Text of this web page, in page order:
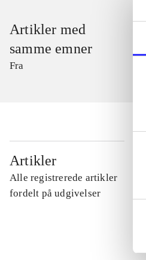
Artikler med
samme emner
Fra
Artikler
Alle registrerede artikler
fordelt på udgivelser